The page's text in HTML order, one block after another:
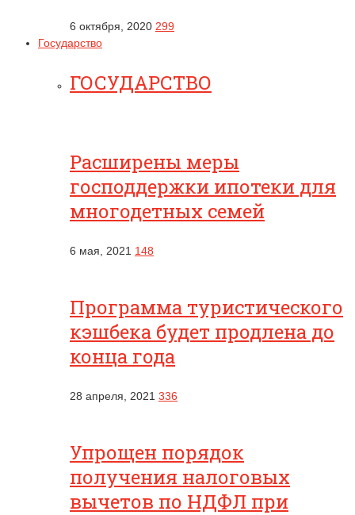
6 октября, 2020 299
Государство
ГОСУДАРСТВО
Расширены меры
господдержки ипотеки для
многодетных семей
6 мая, 2021 148
Программа туристического
кэшбека будет продлена до
конца года
28 апреля, 2021 336
Упрощен порядок
получения налоговых
вычетов по НДФЛ при